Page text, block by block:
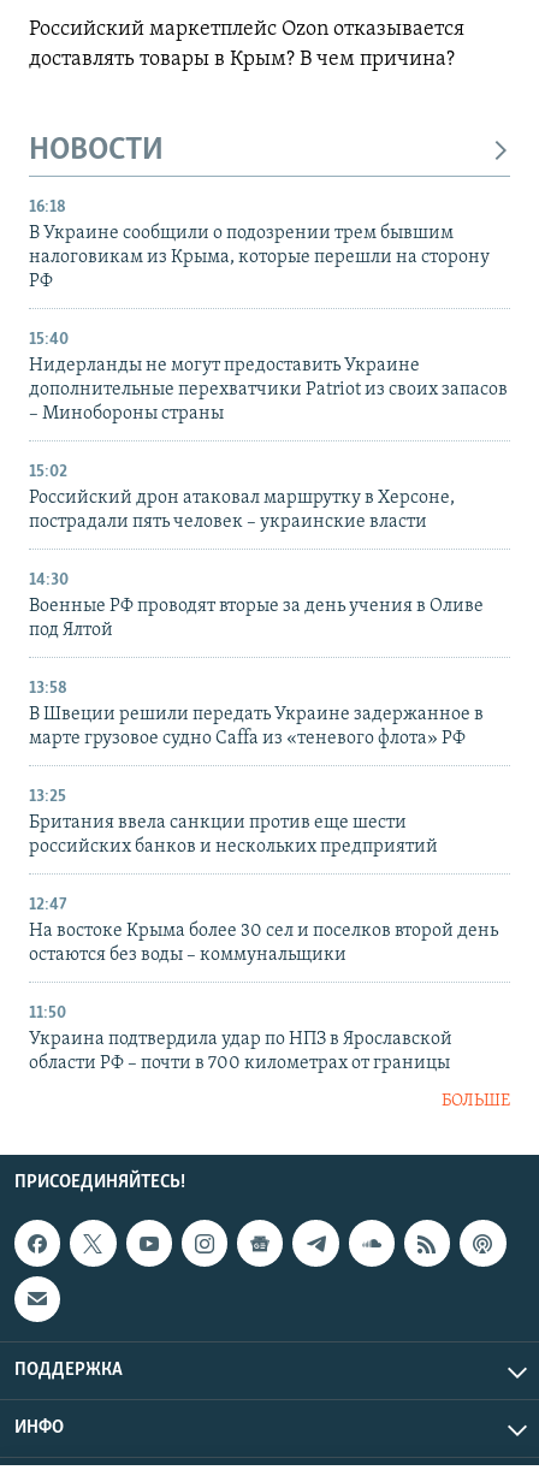
Российский маркетплейс Ozon отказывается
доставлять товары в Крым? В чем причина?
НОВОСТИ
16:18
В Украине сообщили о подозрении трем бывшим
налоговикам из Крыма, которые перешли на сторону
РФ
15:40
Нидерланды не могут предоставить Украине
дополнительные перехватчики Patriot из своих запасов
– Минобороны страны
15:02
Российский дрон атаковал маршрутку в Херсоне,
пострадали пять человек – украинские власти
14:30
Военные РФ проводят вторые за день учения в Оливе
под Ялтой
13:58
В Швеции решили передать Украине задержанное в
марте грузовое судно Caffa из «теневого флота» РФ
13:25
Британия ввела санкции против еще шести
российских банков и нескольких предприятий
12:47
На востоке Крыма более 30 сел и поселков второй день
остаются без воды – коммунальщики
11:50
Украина подтвердила удар по НПЗ в Ярославской
области РФ – почти в 700 километрах от границы
БОЛЬШЕ
ПРИСОЕДИНЯЙТЕСЬ!
ПОДДЕРЖКА
ИНФО